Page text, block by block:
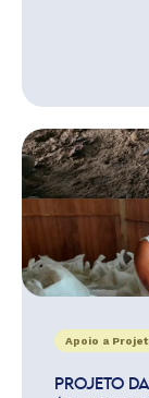
Apoio a
PROJETO